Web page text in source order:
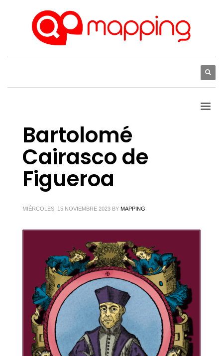
Bartolomé
Cairasco de
Figueroa
MIÉRCOLES, 15 NOVIEMBRE 2023 BY MAPPING